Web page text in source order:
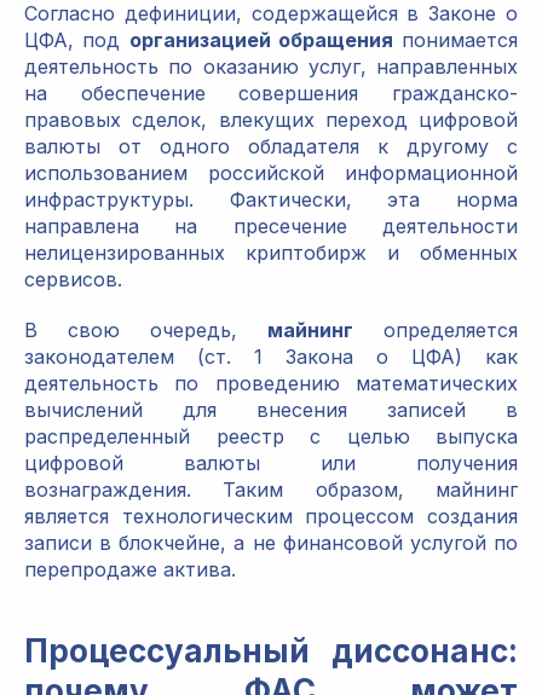
Согласно дефиниции, содержащейся в Законе о
ЦФА, под организацией обращения понимается
деятельность по оказанию услуг, направленных
на обеспечение совершения гражданско-
правовых сделок, влекущих переход цифровой
валюты от одного обладателя к другому с
использованием российской информационной
инфраструктуры. Фактически, эта норма
направлена на пресечение деятельности
нелицензированных криптобирж и обменных
сервисов.
В свою очередь, майнинг определяется
законодателем (ст. 1 Закона о ЦФА) как
деятельность по проведению математических
вычислений для внесения записей в
распределенный реестр с целью выпуска
цифровой валюты или получения
вознаграждения. Таким образом, майнинг
является технологическим процессом создания
записи в блокчейне, а не финансовой услугой по
перепродаже актива.
Процессуальный диссонанс: